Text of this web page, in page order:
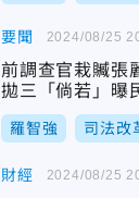
要聞
前調查官栽贓
拋三「倘若」曝
革
羅智強 司法改
2024/08/25
財經 2024/08/25